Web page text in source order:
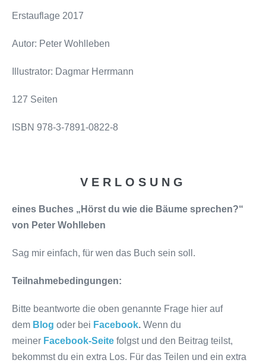
Erstauflage 2017
Autor: Peter Wohlleben
Illustrator: Dagmar Herrmann
127 Seiten
ISBN 978-3-7891-0822-8
V E R L O S U N G
eines Buches „Hörst du wie die Bäume sprechen?“
von Peter Wohlleben
Sag mir einfach, für wen das Buch sein soll.
Teilnahmebedingungen:
Bitte beantworte die oben genannte Frage hier auf
dem Blog oder bei Facebook. Wenn du
meiner Facebook-Seite folgst und den Beitrag teilst,
bekommst du ein extra Los. Für das Teilen und ein extra